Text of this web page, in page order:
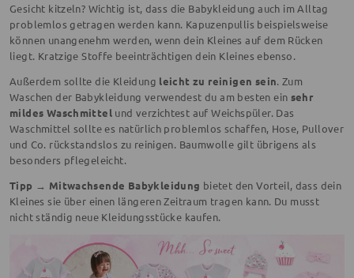
Gesicht kitzeln? Wichtig ist, dass die Babykleidung auch im Alltag
problemlos getragen werden kann. Kapuzenpullis beispielsweise
können unangenehm werden, wenn dein Kleines auf dem Rücken
liegt. Kratzige Stoffe beeinträchtigen dein Kleines ebenso.
Außerdem sollte die Kleidung leicht zu reinigen sein. Zum
Waschen der Babykleidung verwendest du am besten ein sehr
mildes Waschmittel und verzichtest auf Weichspüler. Das
Waschmittel sollte es natürlich problemlos schaffen, Hose, Pullover
und Co. rückstandslos zu reinigen. Baumwolle gilt übrigens als
besonders pflegeleicht.
Tipp → Mitwachsende Babykleidung bietet den Vorteil, dass dein
Kleines sie über einen längeren Zeitraum tragen kann. Du musst
nicht ständig neue Kleidungsstücke kaufen.